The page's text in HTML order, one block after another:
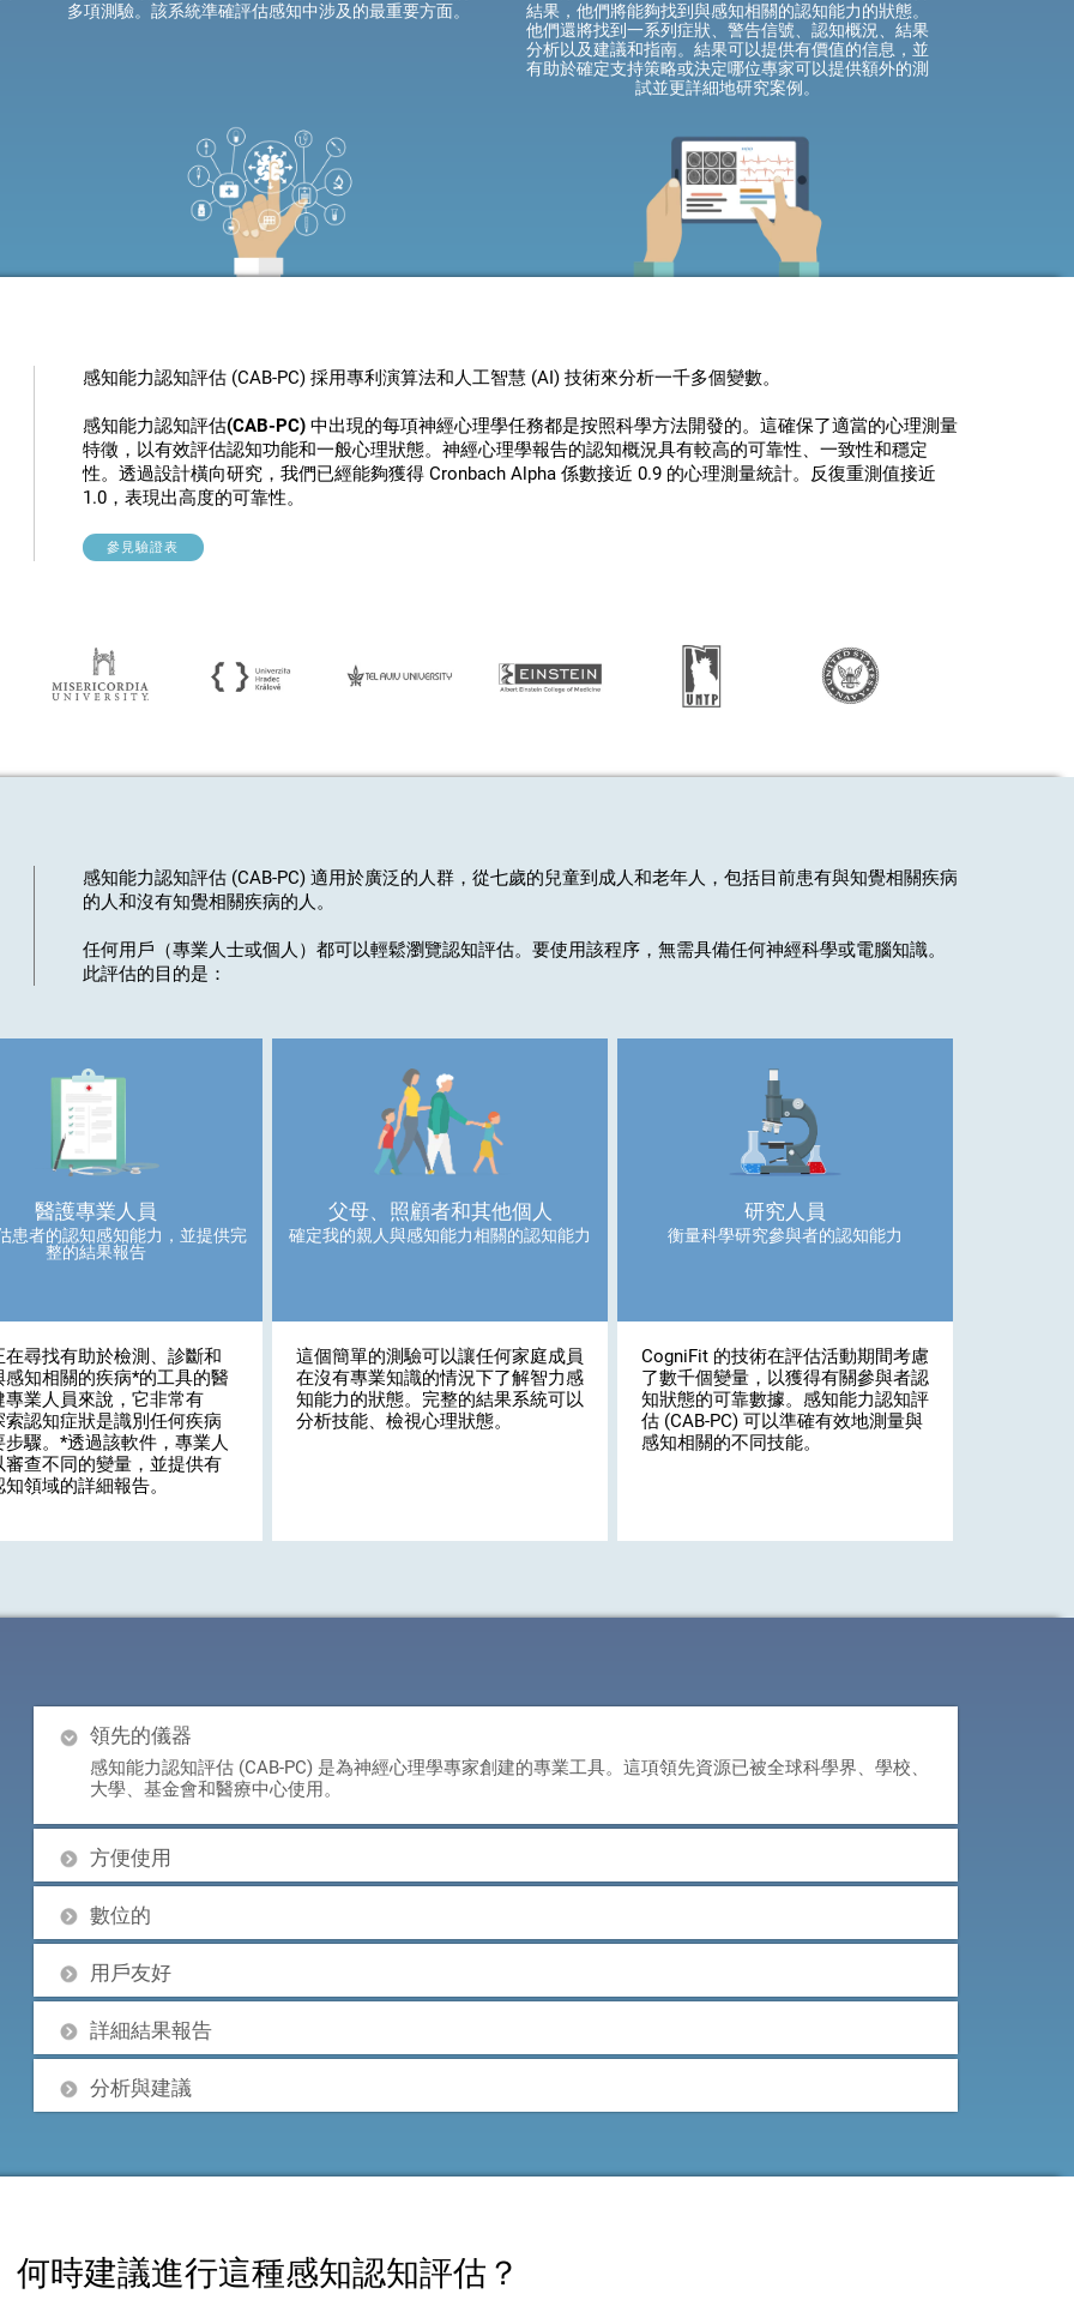
多項測驗。該系統準確評估感知中涉及的最重要方面。
結果，他們將能夠找到與感知相關的認知能力的狀態。
他們還將找到一系列症狀、警告信號、認知概況、結果
分析以及建議和指南。結果可以提供有價值的信息，並
有助於確定支持策略或決定哪位專家可以提供額外的測
試並更詳細地研究案例。
感知能力認知評估 (CAB-PC) 採用專利演算法和人工智慧 (AI) 技術來分析一千多個變數。
感知能力認知評估(CAB-PC) 中出現的每項神經心理學任務都是按照科學方法開發的。這確保了適當的心理測量
特徵，以有效評估認知功能和一般心理狀態。神經心理學報告的認知概況具有較高的可靠性、一致性和穩定
性。透過設計橫向研究，我們已經能夠獲得 Cronbach Alpha 係數接近 0.9 的心理測量統計。反復重測值接近
1.0，表現出高度的可靠性。
參見驗證表
感知能力認知評估 (CAB-PC) 適用於廣泛的人群，從七歲的兒童到成人和老年人，包括目前患有與知覺相關疾病
的人和沒有知覺相關疾病的人。
任何用戶（專業人士或個人）都可以輕鬆瀏覽認知評估。要使用該程序， 無需具備任何神經科學或電腦知識。
此評估的目的是：
醫護專業人員
患者的認知感知能力，並提供完
整的結果報告
在尋找有助於檢測、診斷和
感知相關的疾病*的工具的醫
專業人員來說，它非常有
索認知症狀是識別任何疾病
步驟。*透過該軟件，專業人
審查不同的變量，並提供有
領域的詳細報告。
父母、照顧者和其他個人
確定我的親人與感知能力相關的認知能力
這個簡單的測驗可以讓任何家庭成員
在沒有專業知識的情況下了解智力感
知能力的狀態。完整的結果系統可以
分析技能、檢視心理狀態。
研究人員
衡量科學研究參與者的認知能力
CogniFit 的技術在評估活動期間考慮
了數千個變量，以獲得有關參與者認
知狀態的可靠數據。感知能力認知評
估 (CAB-PC) 可以準確有效地測量與
感知相關的不同技能。
領先的儀器
感知能力認知評估 (CAB-PC) 是為神經心理學專家創建的專業工具。這項領先資源已被全球科學界、學校、
大學、基金會和醫療中心使用。
方便使用
數位的
用戶友好
詳細結果報告
分析與建議
何時建議進行這種感知認知評估？